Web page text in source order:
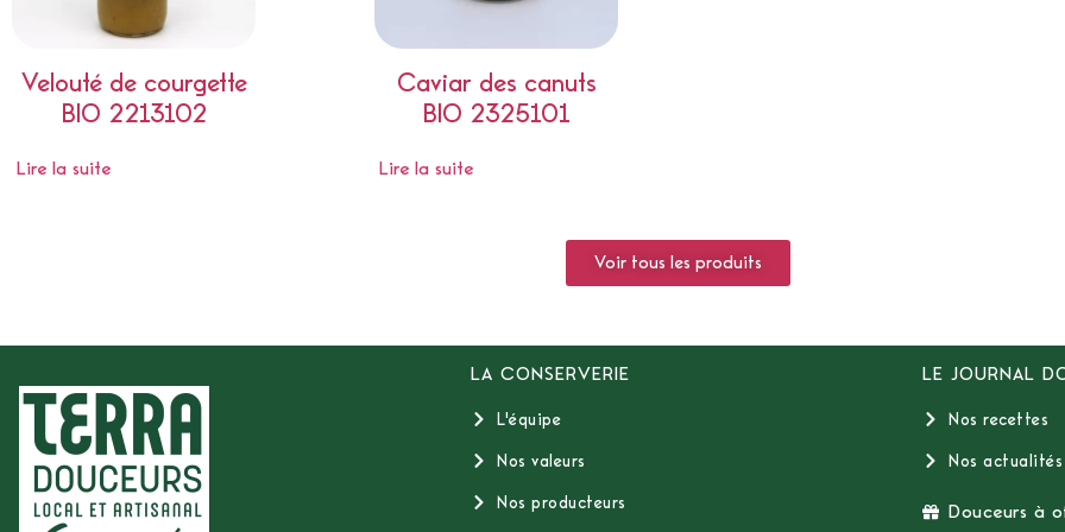
Velouté de courgette
BIO 2213102
Lire la suite
Caviar des canuts
BIO 2325101
Lire la suite
Voir tous les produits
LA CONSERVERIE
L'équipe
Nos valeurs
Nos producteurs
LE JOURNAL
Nos recettes
Nos actualités
Douceurs à